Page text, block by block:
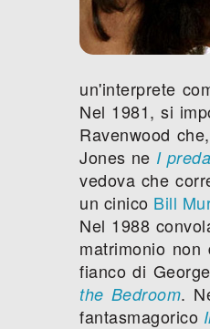
un'interprete
Nel 1981, si
Ravenwood
Jones ne I
vedova che
un cinico Bill
Nel 1988
matrimonio
fianco di
the Bedroom.
fantasmagorico